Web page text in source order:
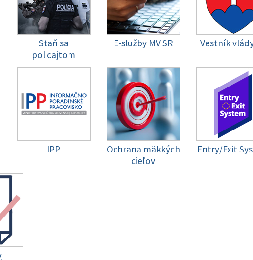
Staň sa
policajtom
E-služby MV SR Vestník
IPP
Ochrana mäkkých
cieľov
Entry/Exit